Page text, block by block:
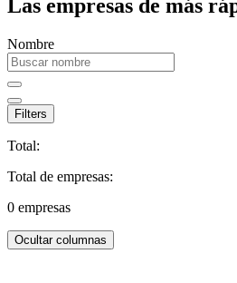
Las empresas de más
Nombre
Filters
Total:
Total de empresas:
0 empresas
Ocultar columnas